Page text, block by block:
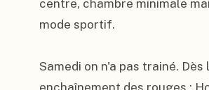
centre, chambre minimale
mode sportif.
Samedi on n'a pas trainé.
enchaînement des rouges :